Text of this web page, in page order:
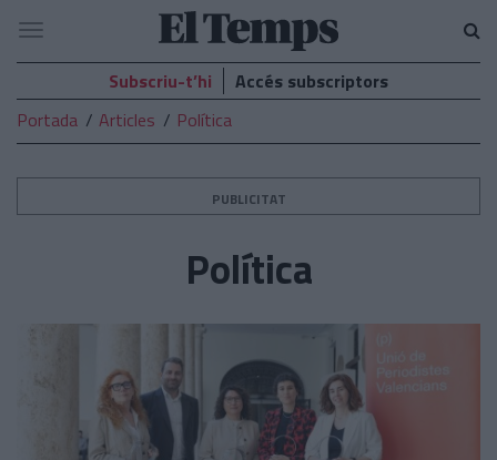
El
Temps
Navegació
Subscriu-t’hi
Accés subscriptors
Portada
Articles Política
PUBLICITAT
Política